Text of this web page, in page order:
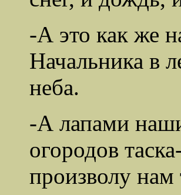
-А это как же
Начальника в
неба.
-А лапами
огородов
произволу нам